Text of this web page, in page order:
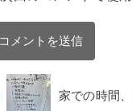
家での時間